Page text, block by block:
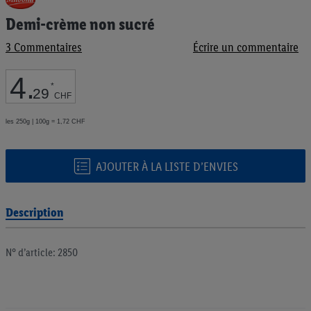
Demi-crème non sucré
3 Commentaires Écrire un commentaire
4.29 *
CHF
les 250g | 100g = 1,72 CHF
AJOUTER À LA LISTE D’ENVIES
au
début
la
d’images
Description
N° d’article: 2850